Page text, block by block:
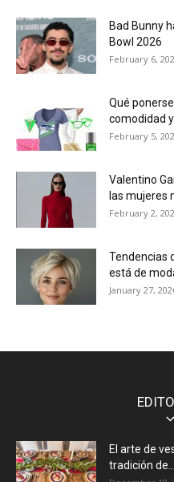
Bad Bunny
Bowl 2026
February 6,
Qué
comodidad y
February 5,
Valentino
las mujeres
February 2,
Tendencias
está de
January 27,
El arte de
tradición de...